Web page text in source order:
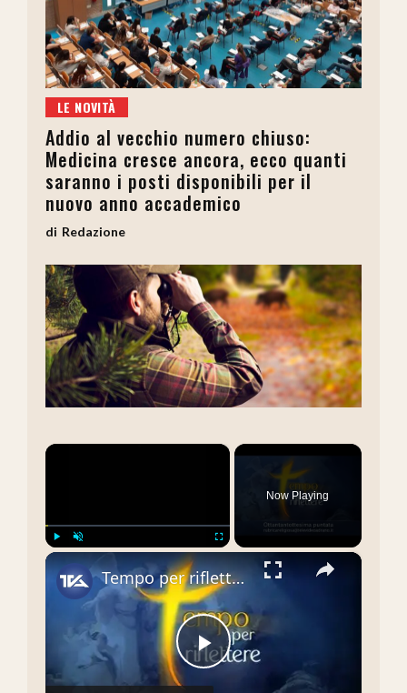
LE NOVITÀ
Addio al vecchio numero chiuso:
Medicina cresce ancora, ecco quanti
saranno i posti disponibili per il
nuovo anno accademico
Redazione
×
Unmute
Now Playing
×
Play
Tempo per riflettere ottantottesima puntata